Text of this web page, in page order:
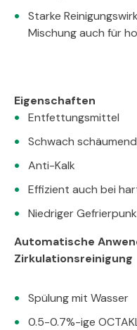
Starke
Mischung auch für
Eigenschaften
Entfettungsmittel
Schwach schäumend
Anti-Kalk
Effizient auch bei
Niedriger
Automatische
Zirkulationsreinigung
Spülung mit Wasser
0.5-0.7%-ige